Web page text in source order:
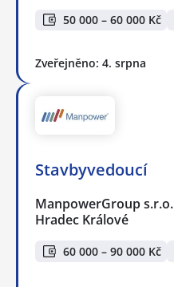
50 000 – 60 000 Kč
Zveřejněno: 4. srpna
Stavbyvedoucí
ManpowerGroup s.r.o.
Hradec Králové
60 000 – 90 000 Kč